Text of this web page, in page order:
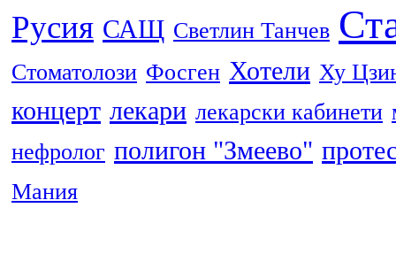
Русия САЩ Светлин Танчев
Стоматолози Фосген Хотели Ху
концерт лекари лекарски кабинети
нефролог полигон "Змеево"
Мания